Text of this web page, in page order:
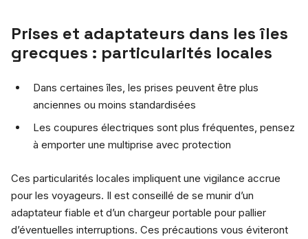
Prises et adaptateurs dans les îles
grecques : particularités locales
Dans certaines îles, les prises peuvent être plus
anciennes ou moins standardisées
Les coupures électriques sont plus fréquentes, pensez
à emporter une multiprise avec protection
Ces particularités locales impliquent une vigilance accrue
pour les voyageurs. Il est conseillé de se munir d’un
adaptateur fiable et d’un chargeur portable pour pallier
d’éventuelles interruptions. Ces précautions vous éviteront